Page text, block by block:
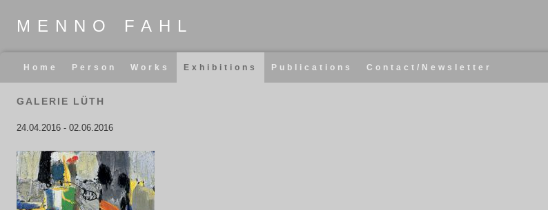
MENNO FAHL
Skip
navigation
Home Person Works Exhibitions Publications Contact/Newsletter
GALERIE LÜTH
24.04.2016 - 02.06.2016